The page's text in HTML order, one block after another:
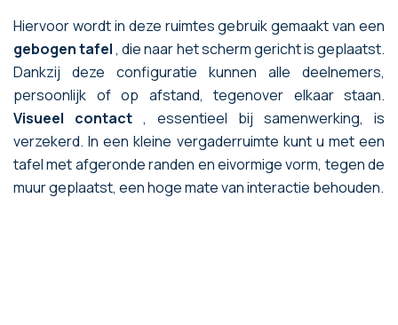
Hiervoor wordt in deze ruimtes gebruik gemaakt van een
gebogen tafel, die naar het scherm gericht is geplaatst.
Dankzij deze configuratie kunnen alle deelnemers,
persoonlijk of op afstand, tegenover elkaar staan.
Visueel contact , essentieel bij samenwerking, is
verzekerd. In een kleine vergaderruimte kunt u met een
tafel met afgeronde randen en eivormige vorm, tegen de
muur geplaatst, een hoge mate van interactie behouden.